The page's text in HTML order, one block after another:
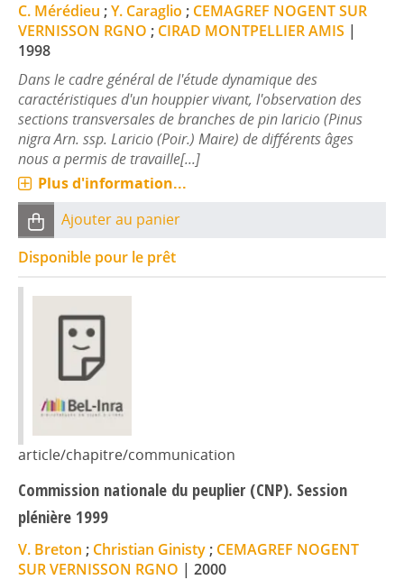
C. Mérédieu ;Y. Caraglio ; CEMAGREF NOGENT SUR
VERNISSON RGNO ; CIRAD MONTPELLIER AMIS |
1998
Dans le cadre général de l'étude dynamique des
caractéristiques d'un houppier vivant, l'observation des
sections transversales de branches de pin laricio (Pinus
nigra Arn. ssp. Laricio (Poir.) Maire) de différents âges
nous a permis de travaille[...]
Plus d'information...
Ajouter au panier
Disponible pour le prêt
article/chapitre/communication
Commission nationale du peuplier (CNP). Session
plénière 1999
V. Breton ; Christian Ginisty ; CEMAGREF NOGENT
SUR VERNISSON RGNO | 2000